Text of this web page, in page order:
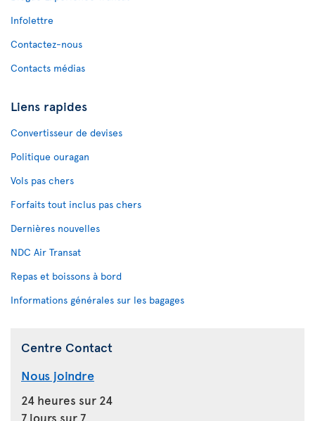
Infolettre
Contactez-nous
Contacts médias
Liens rapides
Convertisseur de devises
Politique ouragan
Vols pas chers
Forfaits tout inclus pas chers
Dernières nouvelles
NDC Air Transat
Repas et boissons à bord
Informations générales sur les bagages
Centre Contact
Nous joindre
24 heures sur 24
7 jours sur 7